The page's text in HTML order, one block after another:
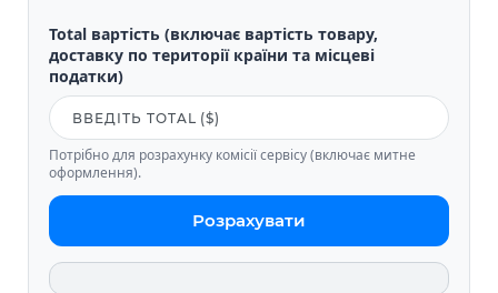
Total вартість (включає вартість товару,
доставку по території країни та місцеві
податки)
Потрібно для розрахунку комісії сервісу (включає митне
оформлення).
Розрахувати